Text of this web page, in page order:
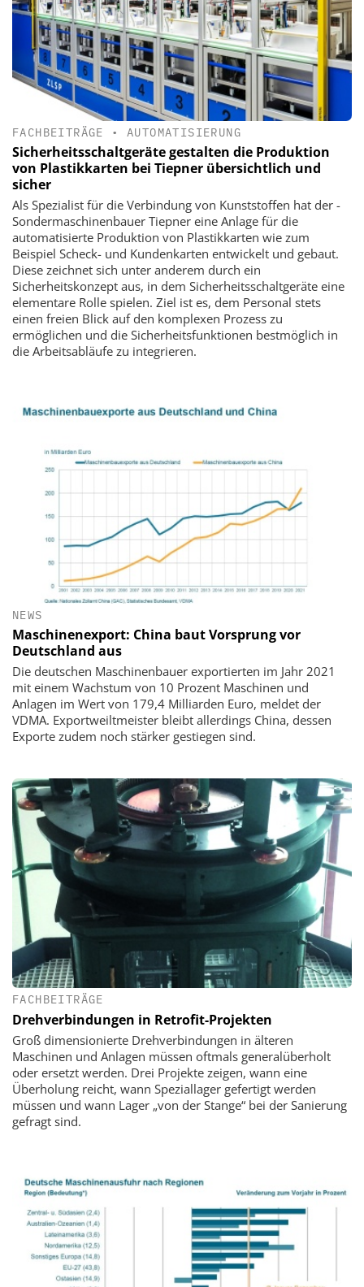
FACHBEITRÄGE •AUTOMATISIERUNG
Sicherheitsschaltgeräte gestalten die Produktion
von Plastikkarten bei Tiepner übersichtlich und
sicher
Als Spezialist für die Verbindung von Kunststoffen hat der ­
Sondermaschinenbauer Tiepner eine Anlage für die
automatisierte Produktion von Plastikkarten wie zum
Beispiel Scheck- und Kunden­karten entwickelt und gebaut.
Diese zeichnet sich unter anderem durch ein
Sicherheitskonzept aus, in dem Sicherheitsschaltgeräte eine
elementare Rolle spielen. Ziel ist es, dem Personal stets
einen freien Blick auf den komplexen Prozess zu
ermöglichen und die Sicherheitsfunktionen bestmöglich in
die Arbeitsabläufe zu integrieren.
NEWS
Maschinenexport: China baut Vorsprung vor
Deutschland aus
Die deutschen Maschinenbauer exportierten im Jahr 2021
mit einem Wachstum von 10 Prozent Maschinen und
Anlagen im Wert von 179,4 Milliarden Euro, meldet der
VDMA. Exportweiltmeister bleibt allerdings China, dessen
Exporte zudem noch stärker gestiegen sind.
FACHBEITRÄGE
Drehverbindungen in Retrofit-Projekten
Groß dimensionierte Drehverbindungen in älteren
Maschinen und Anlagen müssen oftmals generalüberholt
oder ersetzt werden. Drei Projekte zeigen, wann eine
Überholung reicht, wann Speziallager gefertigt werden
müssen und wann Lager „von der Stange“ bei der Sanierung
gefragt sind.